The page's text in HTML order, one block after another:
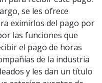
se les ofrece
eximirlos del pago por
las funciones que
el pago de horas
de la industria
y les dan un título